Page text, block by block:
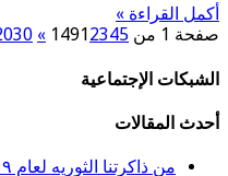
أكمل القراءة »
صفحة 1 من 149
1 2345
»
30
الشبكات الإجتماعية
أحدث المقالات